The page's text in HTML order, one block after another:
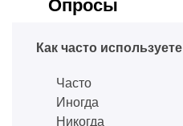
Опросы
Как часто
Часто
Иногда
Никогда